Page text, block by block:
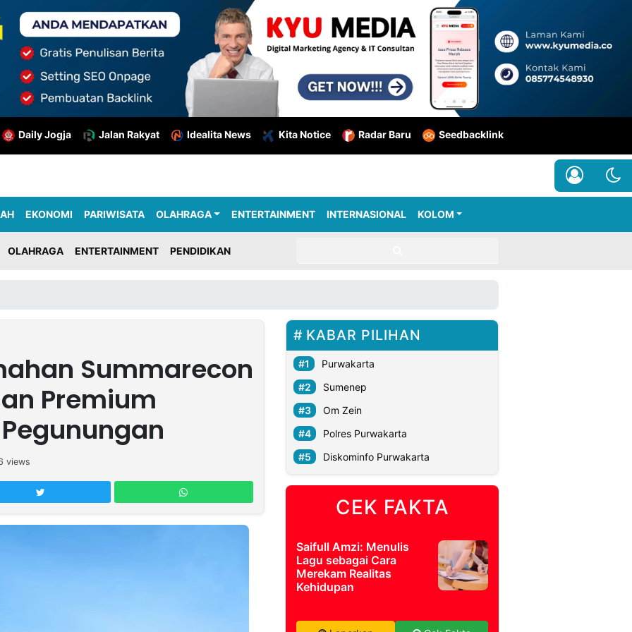
Daily Jogja Jalan Rakyat Idealita News Kita Notice Radar Baru Seedbacklink
EKONOMI PARIWISATA OLAHRAGA ENTERTAINMENT INTERNASIONAL KOLOM
OLAHRAGA ENTERTAINMENT PENDIDIKAN
Summarecon
Premium
views
KABAR PILIHAN
Purwakarta
Sumenep
Om Zein
Polres Purwakarta
Diskominfo Purwakarta
CEK FAKTA
Saifull Amzi: Menulis
Lagu sebagai Cara
Merekam Realitas
Kehidupan